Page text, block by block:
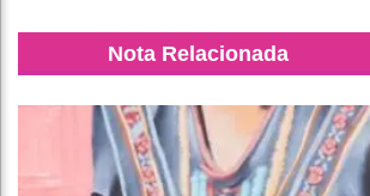
Nota Relacionada